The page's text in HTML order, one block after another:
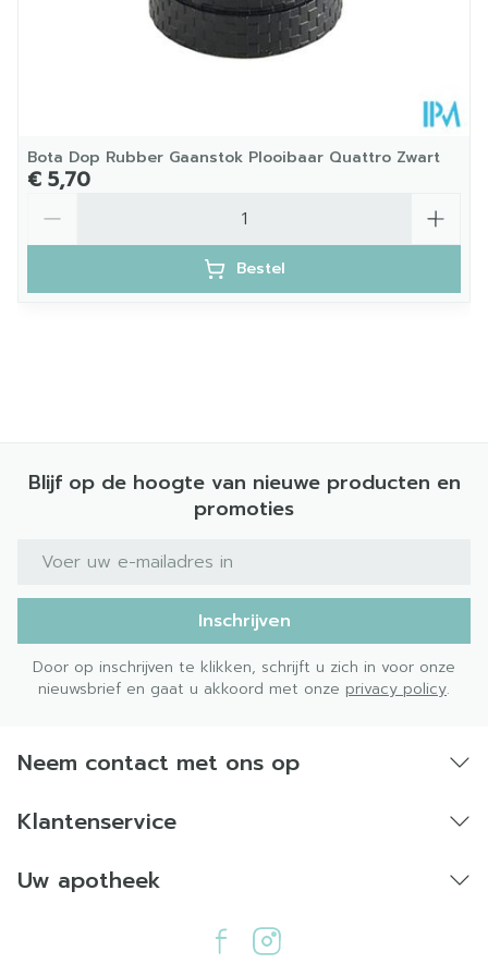
Bota Dop Rubber Gaanstok Plooibaar Quattro Zwart
€ 5,70
Bestel
Blijf op de hoogte van nieuwe producten en
promoties
E-mail adres
Inschrijven
Door op inschrijven te klikken, schrijft u zich in voor onze
nieuwsbrief en gaat u akkoord met onze privacy policy.
Neem contact met ons op
Klantenservice
Uw apotheek